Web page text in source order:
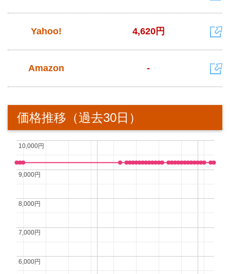
Yahoo! 4,620円
Amazon -
価格推移（過去30日）
6,000円
6,000円
7,000円
7,000円
8,000円
8,000円
9,000円
9,000円
10,000円
10,000円